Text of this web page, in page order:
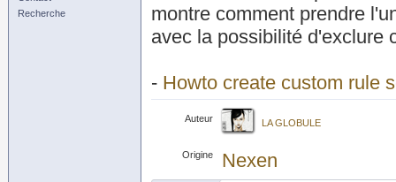
Recherche
montre comment prendre
avec la possibilité d'exclure
- Howto create custom rule
Auteur LA GLOBULE
Origine Nexen